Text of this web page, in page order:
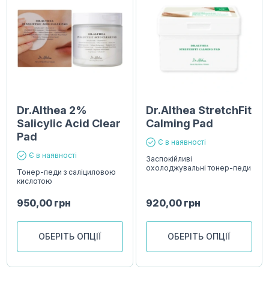
Dr.Althea 2%
Salicylic Acid Clear
Pad
Є в наявності
Тонер-педи з саліциловою
кислотою
950,00 грн
ОБЕРІТЬ ОПЦІЇ
Dr.Althea StretchFit
Calming Pad
Є в наявності
Заспокійливі
охолоджувальні тонер-педи
920,00 грн
ОБЕРІТЬ ОПЦІЇ